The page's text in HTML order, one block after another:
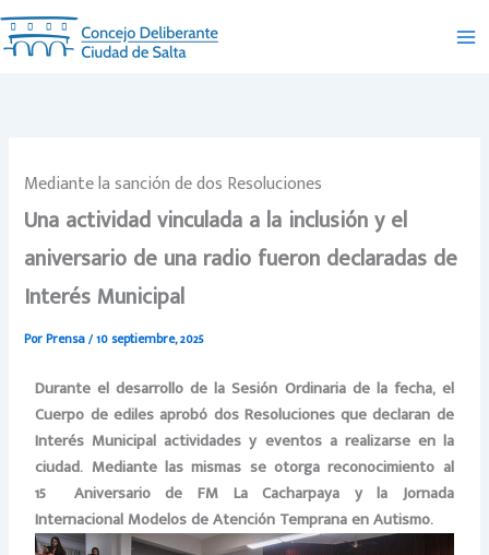
Ir
al
contenido
Mediante la sanción de dos Resoluciones
Una actividad vinculada a la inclusión y el
aniversario de una radio fueron declaradas de
Interés Municipal
PorPrensa/10 septiembre, 2025
Durante el desarrollo de la Sesión Ordinaria de la fecha, el
Cuerpo de ediles aprobó dos Resoluciones que declaran de
Interés Municipal actividades y eventos a realizarse en la
ciudad. Mediante las mismas se otorga reconocimiento al
15º Aniversario de FM La Cacharpaya y la Jornada
Internacional Modelos de Atención Temprana en Autismo.